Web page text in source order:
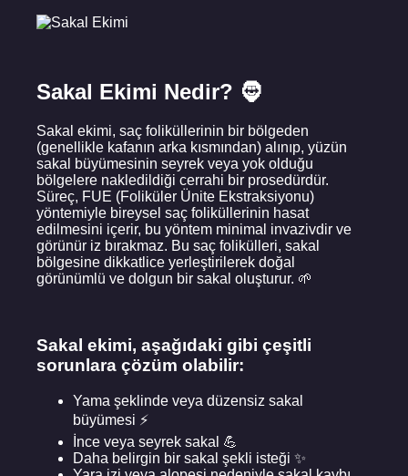
Sakal Ekimi Nedir? 🧔
Sakal ekimi, saç foliküllerinin bir bölgeden
(genellikle kafanın arka kısmından) alınıp, yüzün
sakal büyümesinin seyrek veya yok olduğu
bölgelere nakledildiği cerrahi bir prosedürdür.
Süreç, FUE (Foliküler Ünite Ekstraksiyonu)
yöntemiyle bireysel saç foliküllerinin hasat
edilmesini içerir, bu yöntem minimal invazivdir ve
görünür iz bırakmaz. Bu saç folikülleri, sakal
bölgesine dikkatlice yerleştirilerek doğal
görünümlü ve dolgun bir sakal oluşturur. 🌱
Sakal ekimi, aşağıdaki gibi çeşitli
sorunlara çözüm olabilir:
Yama şeklinde veya düzensiz sakal
büyümesi ⚡
İnce veya seyrek sakal 💪
Daha belirgin bir sakal şekli isteği ✨